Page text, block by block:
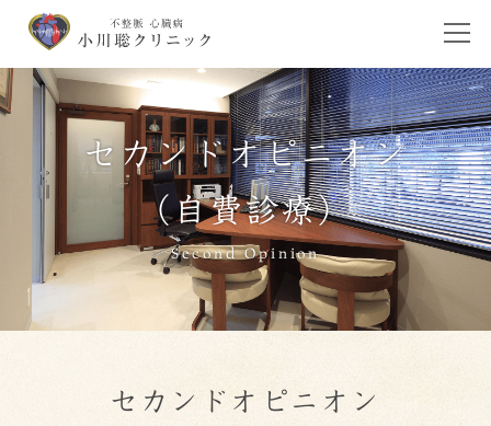
セカンドオピニオン
（自費診療）
Second Opinion
セカンドオピニオン